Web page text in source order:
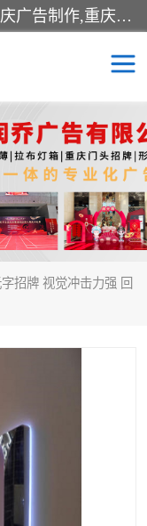
重庆润乔广告有限公司是一家集重庆广告制作,重庆标识标牌,亚克力发光字,led发光字,树脂发光字,超薄灯箱,拉布灯箱,吸塑灯箱,门头招牌,企业形象墙,写真喷绘,x展架,拉网展架,广告展架,条幅,锦旗设计,制作,施工,维护为一体的专业化广告公司.
招牌 视觉冲击力强 回
类
类
绘类